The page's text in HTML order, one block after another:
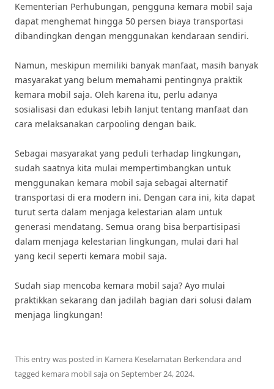
Kementerian Perhubungan, pengguna kemara mobil saja
dapat menghemat hingga 50 persen biaya transportasi
dibandingkan dengan menggunakan kendaraan sendiri.
Namun, meskipun memiliki banyak manfaat, masih banyak
masyarakat yang belum memahami pentingnya praktik
kemara mobil saja. Oleh karena itu, perlu adanya
sosialisasi dan edukasi lebih lanjut tentang manfaat dan
cara melaksanakan carpooling dengan baik.
Sebagai masyarakat yang peduli terhadap lingkungan,
sudah saatnya kita mulai mempertimbangkan untuk
menggunakan kemara mobil saja sebagai alternatif
transportasi di era modern ini. Dengan cara ini, kita dapat
turut serta dalam menjaga kelestarian alam untuk
generasi mendatang. Semua orang bisa berpartisipasi
dalam menjaga kelestarian lingkungan, mulai dari hal
yang kecil seperti kemara mobil saja.
Sudah siap mencoba kemara mobil saja? Ayo mulai
praktikkan sekarang dan jadilah bagian dari solusi dalam
menjaga lingkungan!
This entry was posted in Kamera Keselamatan Berkendara and
tagged kemara mobil saja on September 24, 2024.